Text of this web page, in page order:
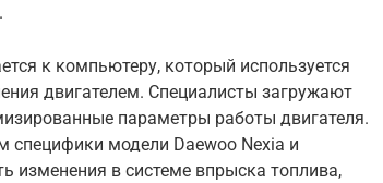
к компьютеру, который используется
двигателем. Специалисты загружают
параметры работы двигателя.
специфики модели Daewoo Nexia и
изменения в системе впрыска топлива,